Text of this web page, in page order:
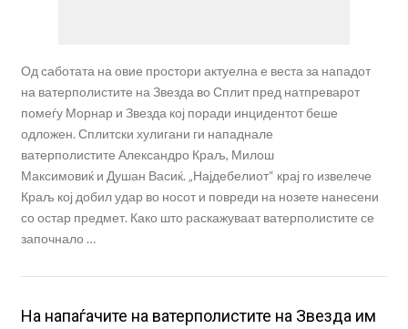
Од саботата на овие простори актуелна е веста за нападот
на ватерполистите на Звезда во Сплит пред натпреварот
помеѓу Морнар и Звезда кој поради инцидентот беше
одложен. Сплитски хулигани ги нападнале
ватерполистите Александро Краљ, Милош
Максимовиќ и Душан Васиќ. „Најдебелиот“ крај го извелече
Краљ кој добил удар во носот и повреди на нозете нанесени
со остар предмет. Како што раскажуваат ватерполистите се
започнало …
На напаѓачите на ватерполистите на Звезда им